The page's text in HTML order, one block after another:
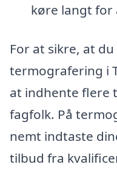
køre langt for
For at sikre, at
termografering i
at indhente flere
fagfolk. På
nemt indtaste
tilbud fra